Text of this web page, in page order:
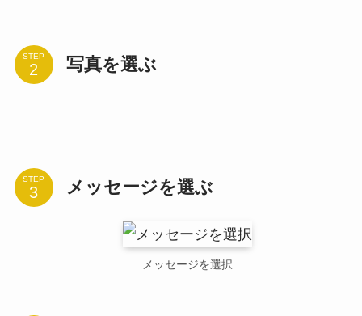
STEP 写真を選ぶ
STEP メッセージを選ぶ
メッセージを選択